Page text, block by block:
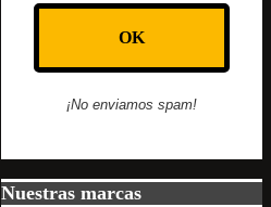
¡No enviamos spam!
Nuestras marcas